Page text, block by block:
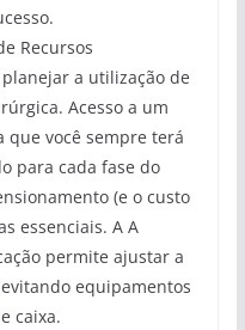
Recursos
a utilização de
Acesso a um
que você sempre terá
para cada fase do
(e o custo
essenciais. A A
permite ajustar a
equipamentos
caixa.